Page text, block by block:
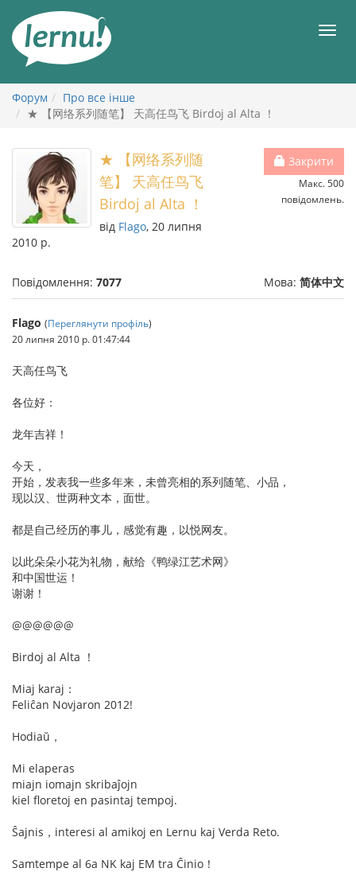
змісту
Форум
Про все інше
★ 【网络系列随笔】 天高任鸟飞 Birdoj al Alta ！
Закрити
Макс. 500
повідомлень.
★ 【网络系列随
笔】 天高任鸟飞
Birdoj al Alta ！
від Flago, 20 липня
2010 р.
Повідомлення: 7077 Мова: 简体中文
Flago (Переглянути профіль)
20 липня 2010 р. 01:47:44
天高任鸟飞
各位好：
龙年吉祥！
今天，
开始，发表我一些多年来，未曾亮相的系列随笔、小品，
现以汉、世两种文本，面世。
都是自己经历的事儿，感觉有趣，以悦网友。
以此朵朵小花为礼物，献给《鸭绿江艺术网》
和中国世运！
谢谢！
@@@@@@
Birdoj al Alta ！
Miaj karaj：
Feliĉan Novjaron 2012!
Hodiaŭ，
Mi elaperas
miajn iomajn skribaĵojn
kiel floretoj en pasintaj tempoj.
Ŝajnis，interesi al amikoj en Lernu kaj Verda Reto.
Samtempe al 6a NK kaj EM tra Ĉinio！